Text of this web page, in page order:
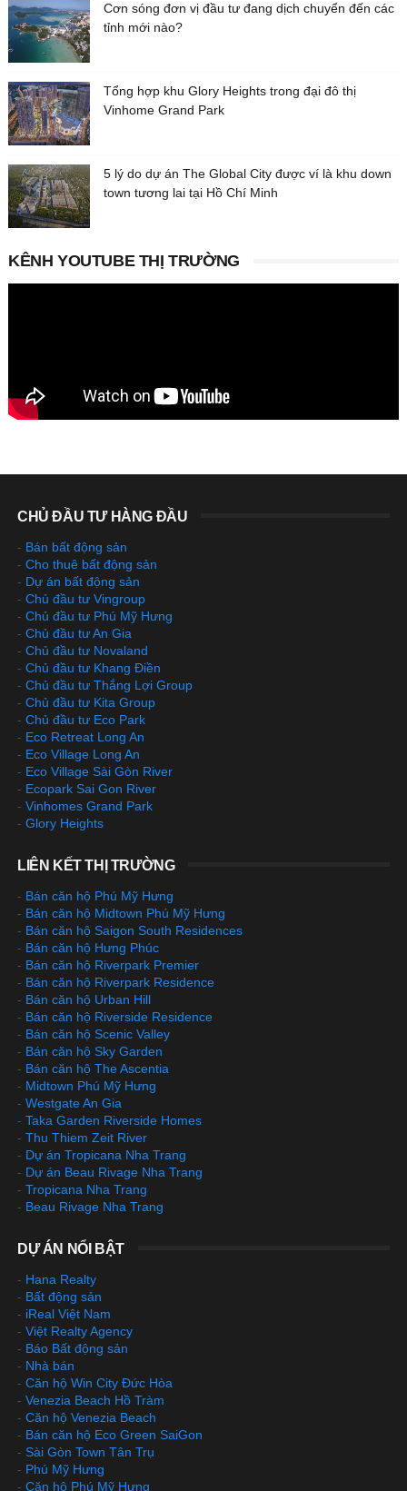
Cơn sóng đơn vị đầu tư đang dịch chuyển đến các
tỉnh mới nào?
Tổng hợp khu Glory Heights trong đại đô thị
Vinhome Grand Park
5 lý do dự án The Global City được ví là khu down
town tương lai tại Hồ Chí Minh
KÊNH YOUTUBE THỊ TRƯỜNG
CHỦ ĐẦU TƯ HÀNG ĐẦU
- Bán bất động sản
- Cho thuê bất động sản
- Dự án bất động sản
- Chủ đầu tư Vingroup
- Chủ đầu tư Phú Mỹ Hưng
- Chủ đầu tư An Gia
- Chủ đầu tư Novaland
- Chủ đầu tư Khang Điền
- Chủ đầu tư Thắng Lợi Group
- Chủ đầu tư Kita Group
- Chủ đầu tư Eco Park
- Eco Retreat Long An
- Eco Village Long An
- Eco Village Sài Gòn River
- Ecopark Sai Gon River
- Vinhomes Grand Park
- Glory Heights
LIÊN KẾT THỊ TRƯỜNG
- Bán căn hộ Phú Mỹ Hưng
- Bán căn hộ Midtown Phú Mỹ Hưng
- Bán căn hộ Saigon South Residences
- Bán căn hộ Hưng Phúc
- Bán căn hộ Riverpark Premier
- Bán căn hộ Riverpark Residence
- Bán căn hộ Urban Hill
- Bán căn hộ Riverside Residence
- Bán căn hộ Scenic Valley
- Bán căn hộ Sky Garden
- Bán căn hộ The Ascentia
- Midtown Phú Mỹ Hưng
- Westgate An Gia
- Taka Garden Riverside Homes
- Thu Thiem Zeit River
- Dự án Tropicana Nha Trang
- Dự án Beau Rivage Nha Trang
- Tropicana Nha Trang
- Beau Rivage Nha Trang
DỰ ÁN NỔI BẬT
- Hana Realty
- Bất động sản
- iReal Việt Nam
- Việt Realty Agency
- Báo Bất động sản
- Nhà bán
- Căn hộ Win City Đức Hòa
- Venezia Beach Hồ Tràm
- Căn hộ Venezia Beach
- Bán căn hộ Eco Green SaiGon
- Sài Gòn Town Tân Trụ
- Phú Mỹ Hưng
- Căn hộ Phú Mỹ Hưng